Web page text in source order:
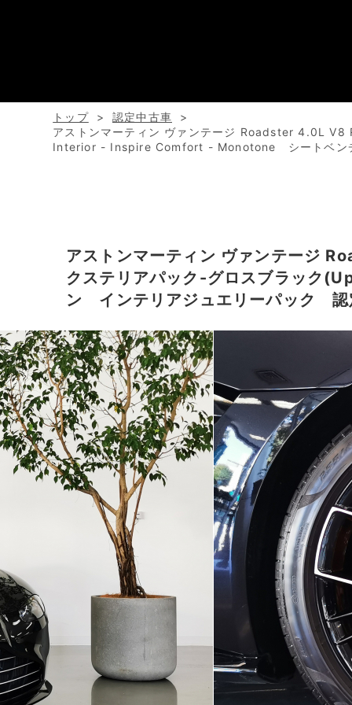
トップ
認定中古車
アストンマーティン ヴァンテージ Roadster 4.0L
Interior - Inspire Comfort - Monotone シートベン
アストンマーティン ヴァンテージ
クステリアパック-グロスブラッ
ン インテリアジュエリーパック 認